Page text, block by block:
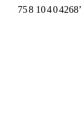
758 10404268ʼ